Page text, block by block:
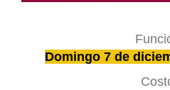
Domingo 7 de